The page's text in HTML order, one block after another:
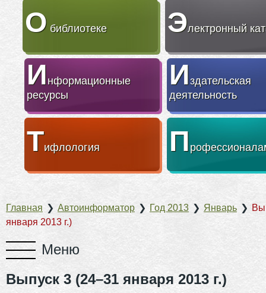
О библиотеке Электронный
Информационные
ресурсы
Издательская
деятельность
Тифлология П
Главная ❯ Автоинформатор ❯ Год 2013 ❯ Январь ❯
января 2013 г.)
Выпуск 3 (24–31 января 2013 г.)